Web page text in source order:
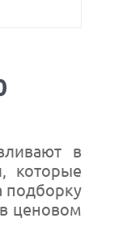
в
которые
подборку
ценовом